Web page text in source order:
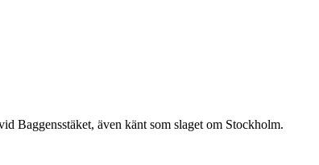
Baggensstäket, även känt som slaget om Stockholm.